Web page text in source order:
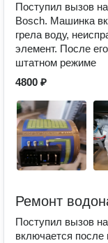
Поступил вызов
Bosch. Машинка
грела воду,
элемент. После
штатном режиме
4800 ₽
Ремонт
Поступил вызов
включается после